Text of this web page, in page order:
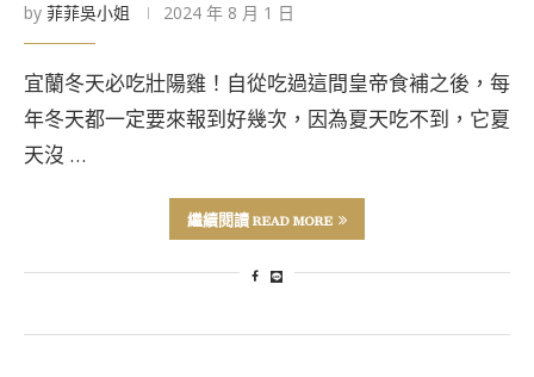
by 菲菲吳小姐 2024 年 8 月 1 日
宜蘭冬天必吃壯陽雞！自從吃過這間皇帝食補之後，每
年冬天都一定要來報到好幾次，因為夏天吃不到，它夏
天沒 …
繼續閱讀 READ MORE